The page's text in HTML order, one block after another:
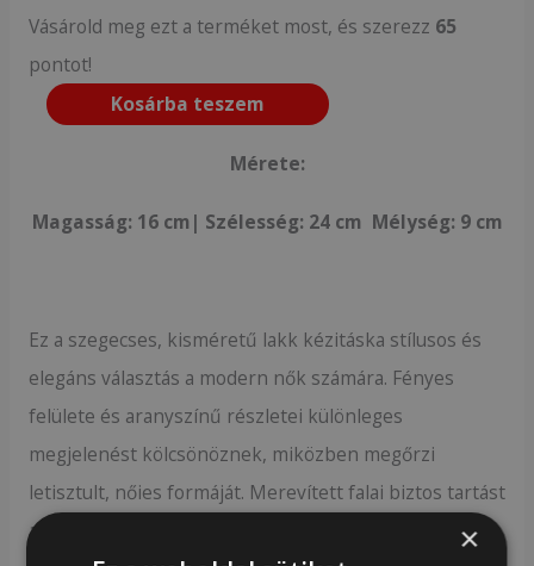
Vásárold meg ezt a terméket most, és szerezz 65
pontot!
Kosárba teszem
Mérete:
Magasság: 16 cm| Szélesség: 24 cm Mélység: 9 cm
Ez a szegecses, kisméretű lakk kézitáska stílusos és
elegáns választás a modern nők számára. Fényes
felülete és aranyszínű részletei különleges
megjelenést kölcsönöznek, miközben megőrzi
letisztult, nőies formáját. Merevített falai biztos tartást
adnak, így a táska mindig megőrzi kifinomult alakját.
×